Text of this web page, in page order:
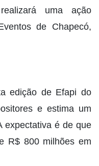
uma ação
de Chapecó,
edição de Efapi do
e estima um
expectativa é de que
R$ 800 milhões em